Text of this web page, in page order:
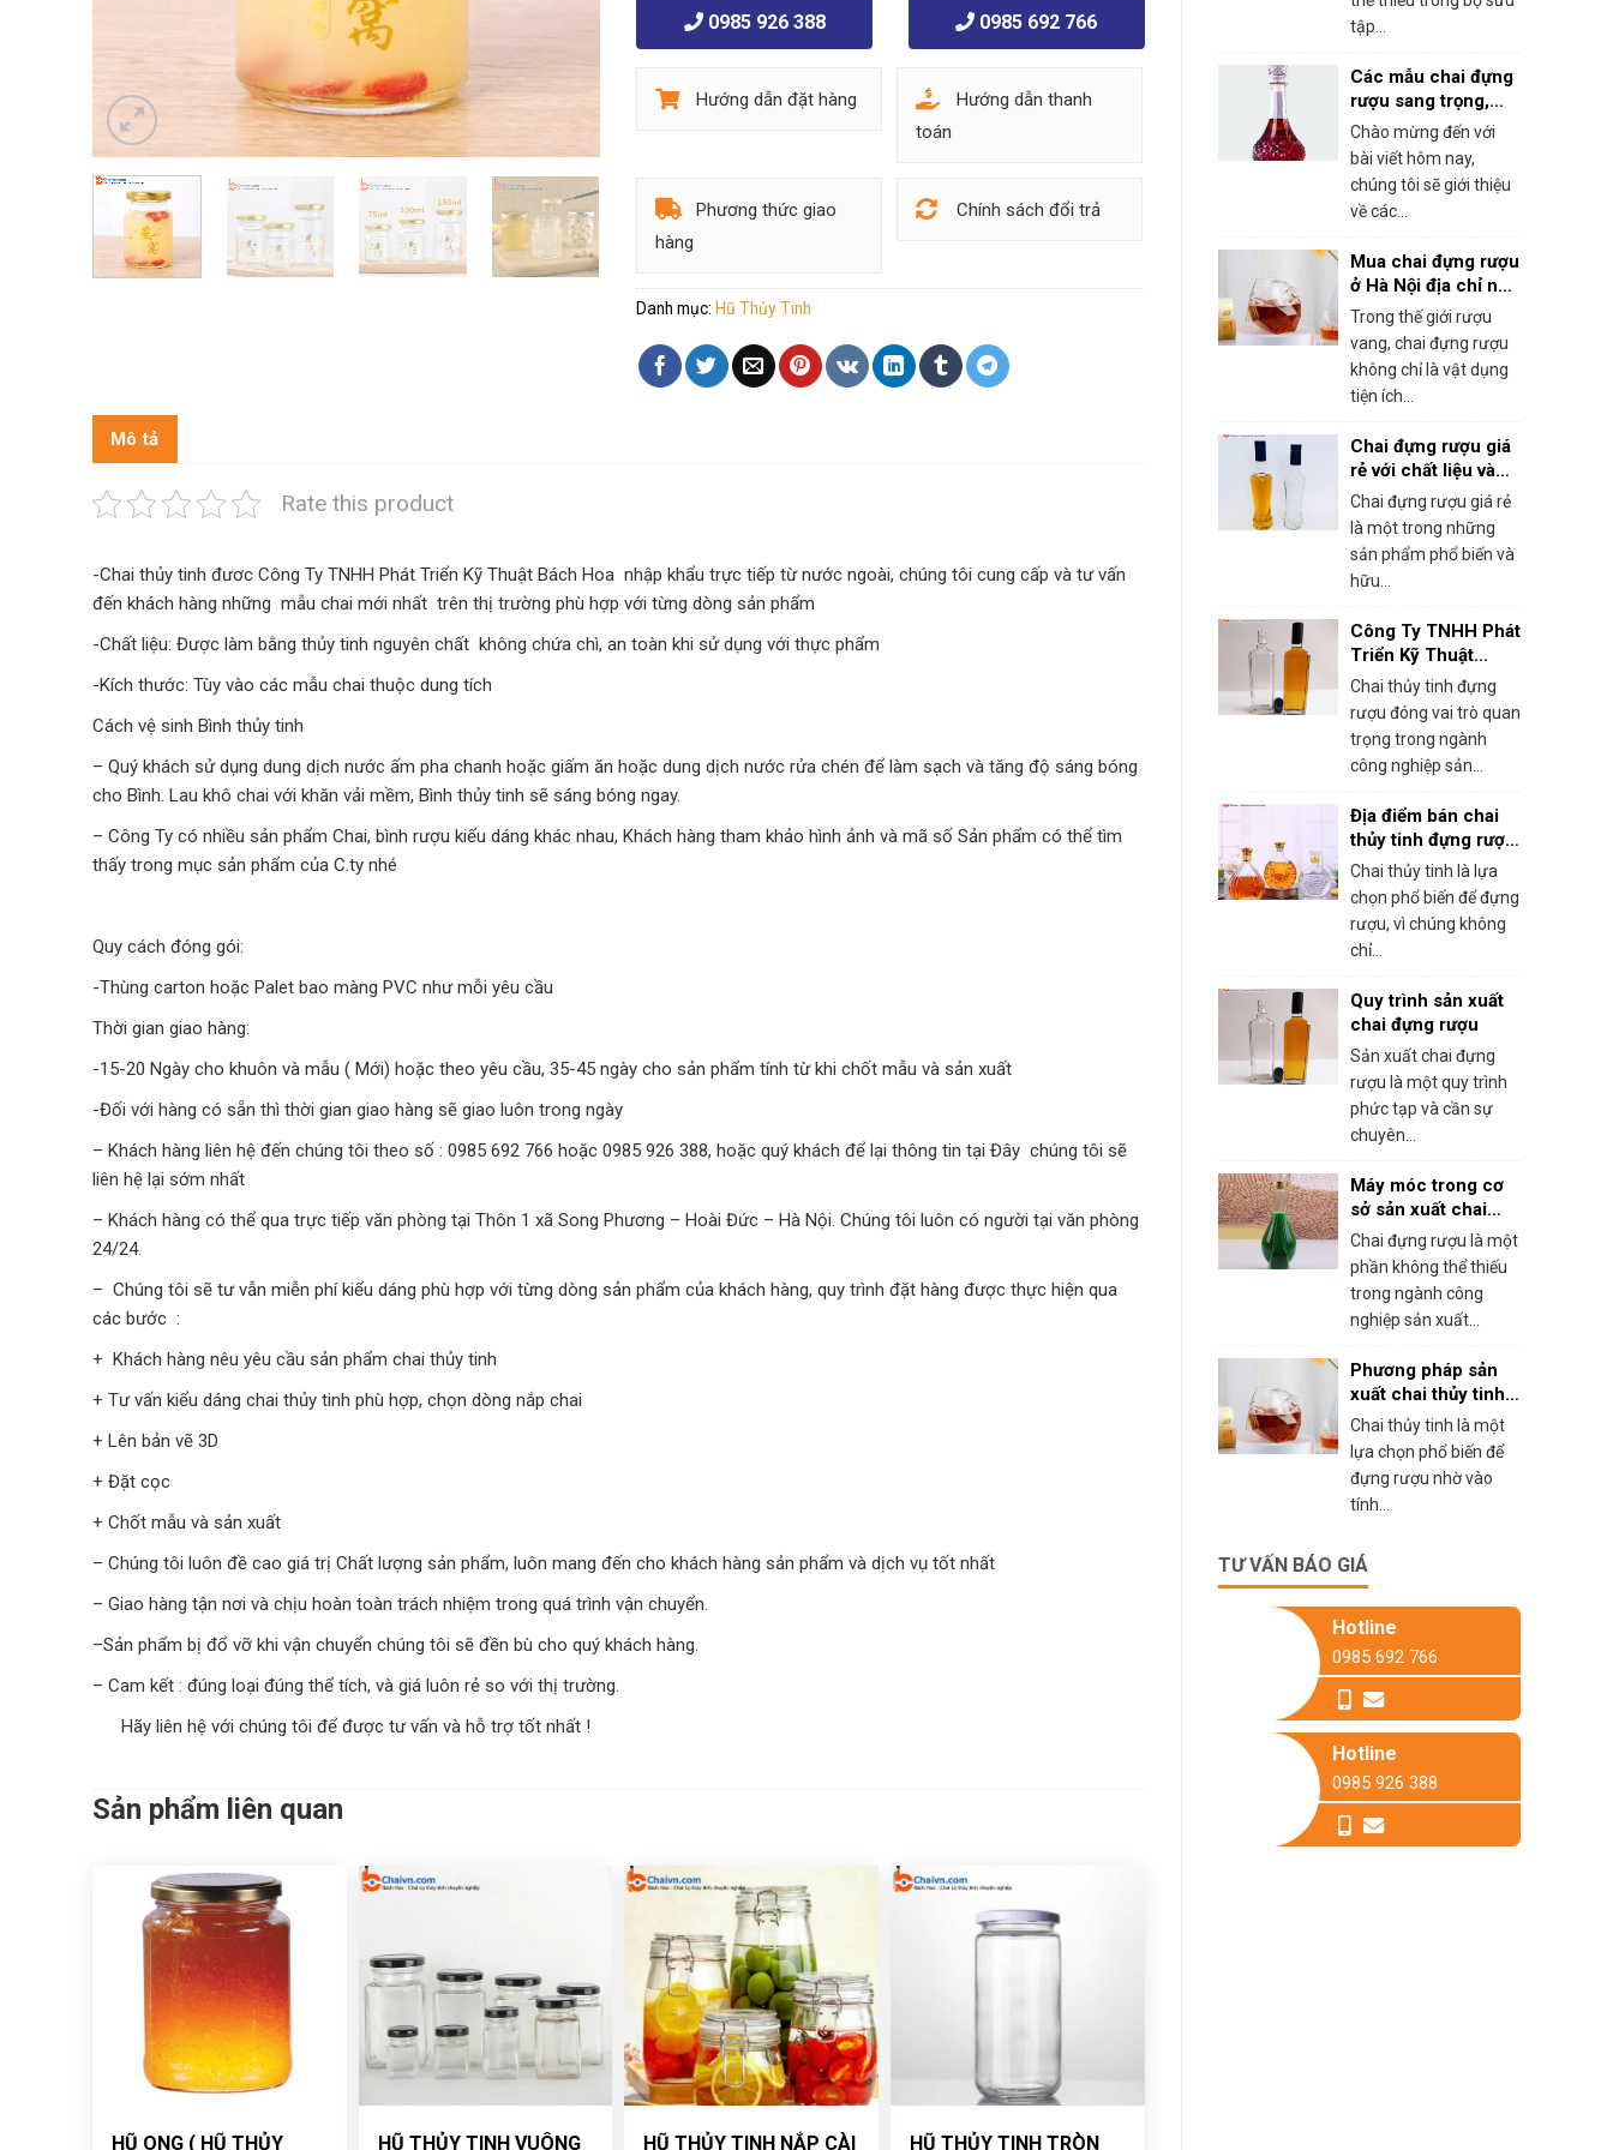
tập...
Các mẫu chai đựng
rượu sang trọng,
cuốn hút
Chào mừng đến với
bài viết hôm nay,
chúng tôi sẽ giới thiệu
về các...
Mua chai đựng rượu
ở Hà Nội địa chỉ nào
uy tín và chất
lượng?
Trong thế giới rượu
vang, chai đựng rượu
không chỉ là vật dụng
tiện ích...
Chai đựng rượu giá
rẻ với chất liệu và
kiểu dáng đa dạng
Chai đựng rượu giá rẻ
là một trong những
sản phẩm phổ biến và
hữu...
Công Ty TNHH Phát
Triển Kỹ Thuật
Bách Hoa – Xưởng
sản xuất chai thủy
tinh đựng rượu chất
lượng
Chai thủy tinh đựng
rượu đóng vai trò quan
trọng trong ngành
công nghiệp sản...
Địa điểm bán chai
thủy tinh đựng rượu
uy tín, chất lượng
tại Hà Nội
Chai thủy tinh là lựa
chọn phổ biến để đựng
rượu, vì chúng không
chỉ...
Quy trình sản xuất
chai đựng rượu
Sản xuất chai đựng
rượu là một quy trình
phức tạp và cần sự
chuyên...
Máy móc trong cơ
sở sản xuất chai
đựng rượu
Chai đựng rượu là một
phần không thể thiếu
trong ngành công
nghiệp sản xuất...
Phương pháp sản
xuất chai thủy tinh
đựng rượu
Chai thủy tinh là một
lựa chọn phổ biến để
đựng rượu nhờ vào
tính...
TƯ VẤN BÁO GIÁ
Hotline
0985 692 766
Hotline
0985 926 388
0985 926 388 0985 692 766
Hướng dẫn đặt hàng
Hướng dẫn thanh
toán
Phương thức giao
hàng
Chính sách đổi trả
Danh mục: Hũ Thủy Tinh
Mô tả
Rate this product
-Chai thủy tinh đươc Công Ty TNHH Phát Triển Kỹ Thuật Bách Hoa nhập khẩu trực tiếp từ nước ngoài, chúng tôi cung cấp và tư vấn
đến khách hàng những mẫu chai mới nhất trên thị trường phù hợp với từng dòng sản phẩm
-Chất liệu: Được làm bằng thủy tinh nguyên chất không chứa chì, an toàn khi sử dụng với thực phẩm
-Kích thước: Tùy vào các mẫu chai thuộc dung tích
Cách vệ sinh Bình thủy tinh
– Quý khách sử dụng dung dịch nước ấm pha chanh hoặc giấm ăn hoặc dung dịch nước rửa chén để làm sạch và tăng độ sáng bóng
cho Bình. Lau khô chai với khăn vải mềm, Bình thủy tinh sẽ sáng bóng ngay.
– Công Ty có nhiều sản phẩm Chai, bình rượu kiểu dáng khác nhau, Khách hàng tham khảo hình ảnh và mã số Sản phẩm có thể tìm
thấy trong mục sản phẩm của C.ty nhé
Quy cách đóng gói:
-Thùng carton hoặc Palet bao màng PVC như mỗi yêu cầu
Thời gian giao hàng:
-15-20 Ngày cho khuôn và mẫu ( Mới) hoặc theo yêu cầu, 35-45 ngày cho sản phẩm tính từ khi chốt mẫu và sản xuất
-Đối với hàng có sẵn thì thời gian giao hàng sẽ giao luôn trong ngày
– Khách hàng liên hệ đến chúng tôi theo số : 0985 692 766 hoặc 0985 926 388, hoặc quý khách để lại thông tin tại Đây chúng tôi sẽ
liên hệ lại sớm nhất
– Khách hàng có thể qua trực tiếp văn phòng tại Thôn 1 xã Song Phương – Hoài Đức – Hà Nội. Chúng tôi luôn có người tại văn phòng
24/24.
– Chúng tôi sẽ tư vẫn miễn phí kiểu dáng phù hợp với từng dòng sản phẩm của khách hàng, quy trình đặt hàng được thực hiện qua
các bước :
+ Khách hàng nêu yêu cầu sản phẩm chai thủy tinh
+ Tư vấn kiểu dáng chai thủy tinh phù hợp, chọn dòng nắp chai
+ Lên bản vẽ 3D
+ Đặt cọc
+ Chốt mẫu và sản xuất
– Chúng tôi luôn đề cao giá trị Chất lượng sản phẩm, luôn mang đến cho khách hàng sản phẩm và dịch vụ tốt nhất
– Giao hàng tận nơi và chịu hoàn toàn trách nhiệm trong quá trình vận chuyển.
–Sản phẩm bị đổ vỡ khi vận chuyển chúng tôi sẽ đền bù cho quý khách hàng.
– Cam kết : đúng loại đúng thể tích, và giá luôn rẻ so với thị trường.
Hãy liên hệ với chúng tôi để được tư vấn và hỗ trợ tốt nhất !
Sản phẩm liên quan
HŨ ONG ( HŨ THỦY
HŨ THỦY TINH VUÔNG
HŨ THỦY TINH NẮP CÀI
HŨ THỦY TINH TRÒN